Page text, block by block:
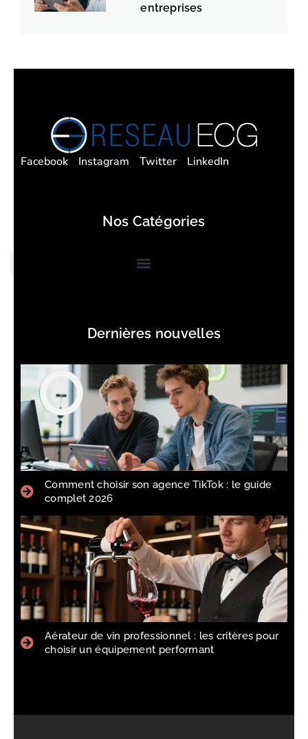
entreprises
Facebook Instagram Twitter LinkedIn
Nos Catégories
Dernières nouvelles
Comment choisir son agence TikTok : le guide
complet 2026
Aérateur de vin professionnel : les critères pour
choisir un équipement performant